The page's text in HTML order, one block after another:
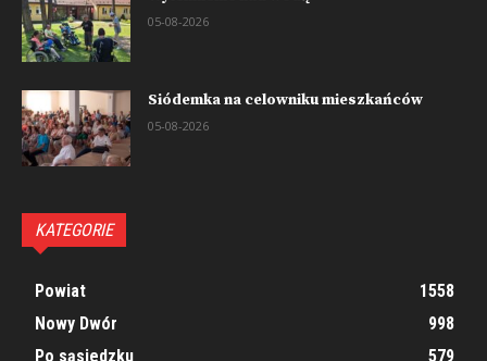
05-08-2026
Siódemka na celowniku mieszkańców
05-08-2026
KATEGORIE
Powiat
1558
Nowy Dwór
998
Po sąsiedzku
579